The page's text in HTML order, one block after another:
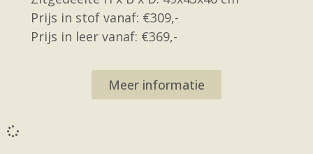
Prijs in stof vanaf: €309,-
Prijs in leer vanaf: €369,-
Meer informatie